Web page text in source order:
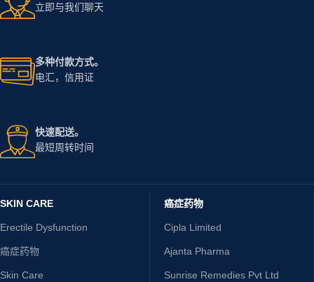
立即与我们聊天
多种付款方式。
电汇，信用证
快速配送。
最短周转时间
SKIN CARE
Erectile Dysfunction
癌症药物
Skin Care
癌症药物
Cipla Limited
Ajanta Pharma
Sunrise Remedies Pvt Ltd